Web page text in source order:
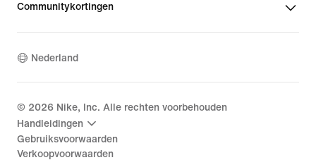
Communitykortingen
Nederland
© 2026 Nike, Inc. Alle rechten voorbehouden
Handleidingen
Gebruiksvoorwaarden
Verkoopvoorwaarden